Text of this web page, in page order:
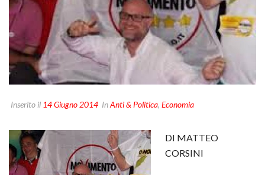
Inserito il 14 Giugno 2014 InAnti & Politica, Economia
DI MATTEO
CORSINI